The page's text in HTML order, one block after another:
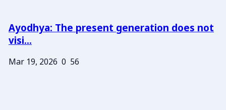
Ayodhya: The present generation does not
visi...
Mar 19, 2026 0 56